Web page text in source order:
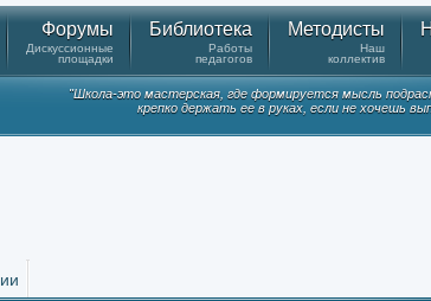
Форумы
Дискуссионные
площадки
Библиотека
Работы
педагогов
Методисты
Наш
коллектив
"Школа-это мастерская, где формируется мысль
крепко держать ее в руках, если не хочешь